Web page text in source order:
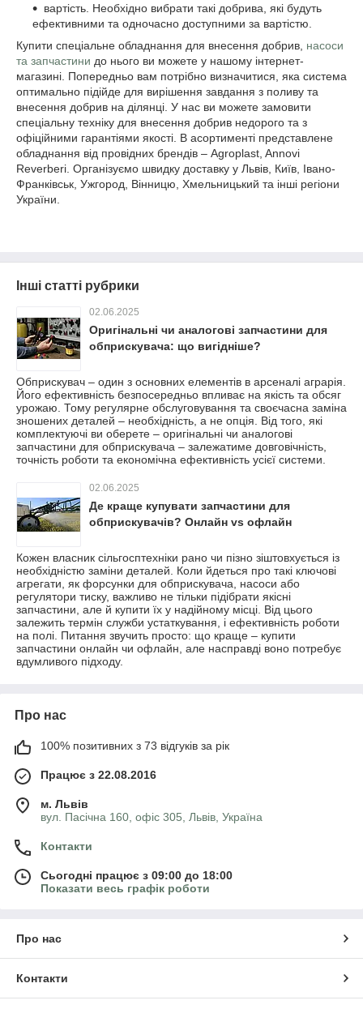
вартість. Необхідно вибрати такі добрива, які будуть
ефективними та одночасно доступними за вартістю.
Купити спеціальне обладнання для внесення добрив, насоси
та запчастини до нього ви можете у нашому інтернет-
магазині. Попередньо вам потрібно визначитися, яка система
оптимально підійде для вирішення завдання з поливу та
внесення добрив на ділянці. У нас ви можете замовити
спеціальну техніку для внесення добрив недорого та з
офіційними гарантіями якості. В асортименті представлене
обладнання від провідних брендів – Agroplast, Annovi
Reverberi. Організуємо швидку доставку у Львів, Київ, Івано-
Франківськ, Ужгород, Вінницю, Хмельницький та інші регіони
України.
Інші статті рубрики
02.06.2025
Оригінальні чи аналогові запчастини для
обприскувача: що вигідніше?
Обприскувач – один з основних елементів в арсеналі аграрія.
Його ефективність безпосередньо впливає на якість та обсяг
урожаю. Тому регулярне обслуговування та своєчасна заміна
зношених деталей – необхідність, а не опція. Від того, які
комплектуючі ви оберете – оригінальні чи аналогові
запчастини для обприскувача – залежатиме довговічність,
точність роботи та економічна ефективність усієї системи.
02.06.2025
Де краще купувати запчастини для
обприскувачів? Онлайн vs офлайн
Кожен власник сільгосптехніки рано чи пізно зіштовхується із
необхідністю заміни деталей. Коли йдеться про такі ключові
агрегати, як форсунки для обприскувача, насоси або
регулятори тиску, важливо не тільки підібрати якісні
запчастини, але й купити їх у надійному місці. Від цього
залежить термін служби устаткування, і ефективність роботи
на полі. Питання звучить просто: що краще – купити
запчастини онлайн чи офлайн, але насправді воно потребує
вдумливого підходу.
Про нас
100% позитивних з 73 відгуків за рік
Працює з 22.08.2016
м. Львів
вул. Пасічна 160, офіс 305, Львів, Україна
Контакти
Сьогодні працює з 09:00 до 18:00
Показати весь графік роботи
Про нас
Контакти